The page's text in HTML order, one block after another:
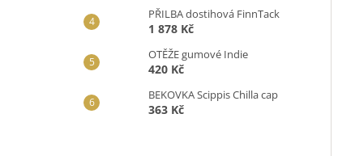
PŘILBA dostihová FinnTack
1 878 Kč
OTĚŽE gumové Indie
420 Kč
BEKOVKA Scippis Chilla cap
363 Kč